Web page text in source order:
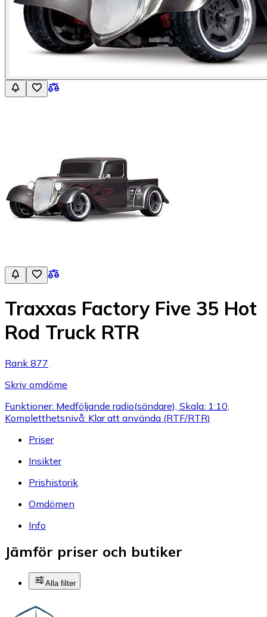
Traxxas Factory Five 35 Hot
Rod Truck RTR
Rank 877
Skriv omdöme
Funktioner: Medföljande radio(sändare), Skala: 1:10,
Kompletthetsnivå: Klar att använda (RTF/RTR)
Priser
Insikter
Prishistorik
Omdömen
Info
Jämför priser och butiker
Alla filter